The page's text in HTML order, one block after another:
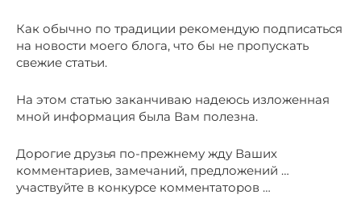
Как обычно по традиции рекомендую подписаться
на новости моего блога, что бы не пропускать
свежие статьи.
На этом статью заканчиваю надеюсь изложенная
мной информация была Вам полезна.
Дорогие друзья по-прежнему жду Ваших
комментариев, замечаний, предложений …
участвуйте в конкурсе комментаторов …